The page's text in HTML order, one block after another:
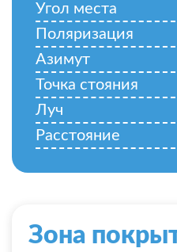
Угол места
Поляризация
Азимут
Точка стояния
Луч
Расстояние
Зона